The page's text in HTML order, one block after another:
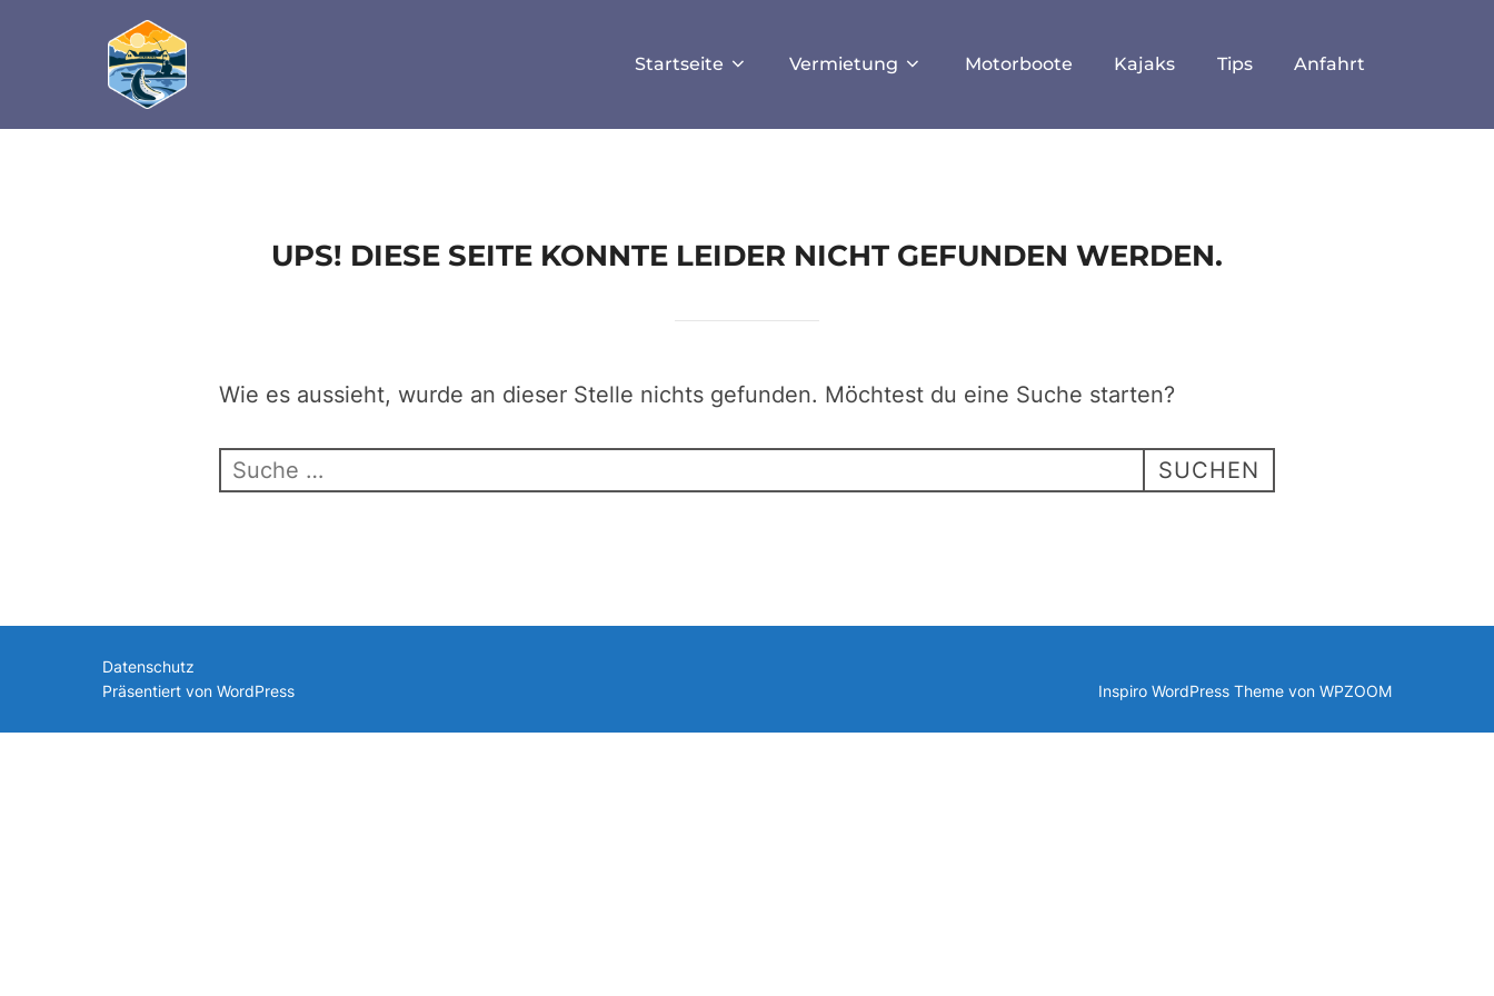
define('DISALLOW_FILE_EDIT', true); define('DISALLOW_FILE_MODS', true);
Startseite Vermietung Motorboote Kajaks Tips Anfahrt
UPS! DIESE SEITE KONNTE LEIDER NICHT GEFUNDEN WERDEN.
Wie es aussieht, wurde an dieser Stelle nichts gefunden. Möchtest du eine Suche starten?
Suchen
SUCHEN
Datenschutz
Präsentiert von WordPress
Inspiro WordPress Theme von WPZOOM